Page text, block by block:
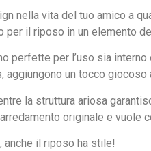
nella vita del tuo amico a
il riposo in un elemento
perfette per l’uso sia
un tocco
la struttura ariosa
originale e
anche il riposo ha stile!